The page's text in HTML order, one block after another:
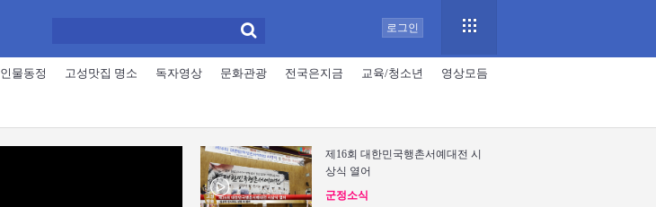
로그인
인물동정 고성맛집 명소 독자영상 문화관광 전국은지금 교육/청소년 영상모듬
™
제16회 대한민국행촌서예대전 시
상식 열어
군정소식